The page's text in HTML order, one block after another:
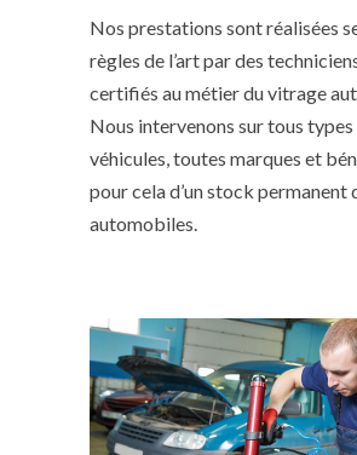
Nos prestations sont réalisées
règles de l’art par des
certifiés au métier du vitrage
Nous intervenons sur tous types
véhicules, toutes marques et
pour cela d’un stock permanent
automobiles.